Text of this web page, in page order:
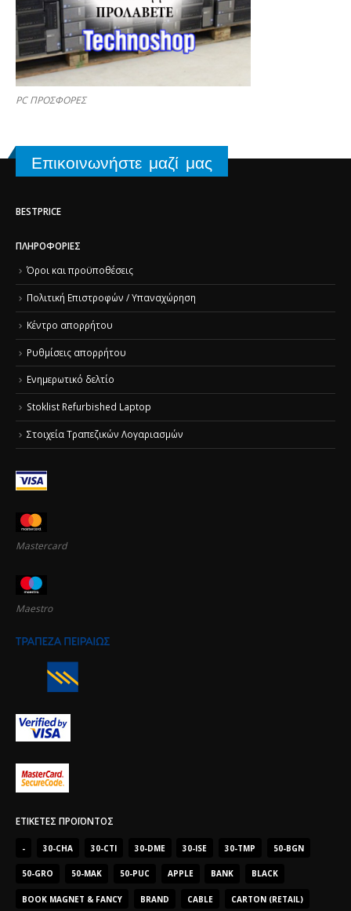
PC ΠΡΟΣΦΟΡΕΣ
Επικοινωνήστε μαζί μας
BESTPRICE
ΠΛΗΡΟΦΟΡΊΕΣ
Όροι και προϋποθέσεις
Πολιτική Επιστροφών / Υπαναχώρηση
Κέντρο απορρήτου
Ρυθμίσεις απορρήτου
Ενημερωτικό δελτίο
Stoklist Refurbished Laptop
Στοιχεία Τραπεζικών Λογαριασμών
Mastercard
Maestro
ΕΤΙΚΈΤΕΣ ΠΡΟΪΌΝΤΟΣ
- 30-CHA 30-CTI 30-DME 30-ISE 30-TMP 50-BGN
50-GRO 50-MAK 50-PUC APPLE BANK BLACK
BOOK MAGNET & FANCY BRAND CABLE CARTON (RETAIL)